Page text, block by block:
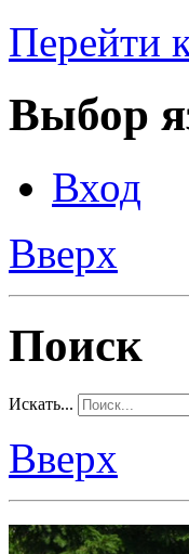
Перейти
Выбор
Вход
Вверх
Поиск
Искать...
Вверх